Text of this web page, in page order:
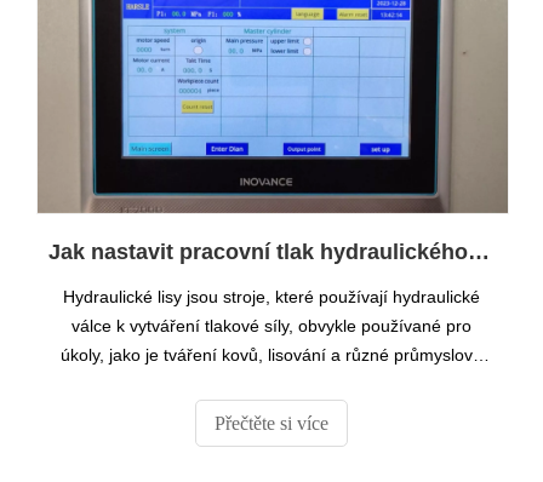
Jak nastavit pracovní tlak hydraulického lisu
Hydraulické lisy jsou stroje, které používají hydraulické
válce k vytváření tlakové síly, obvykle používané pro
úkoly, jako je tváření kovů, lisování a různé průmyslové
vypočítat pomocí následujícího vzorce: Síla (F) = tlak (P
Přečtěte si více